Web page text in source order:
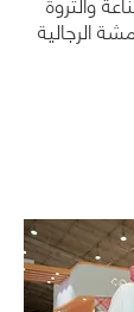
الرجالية